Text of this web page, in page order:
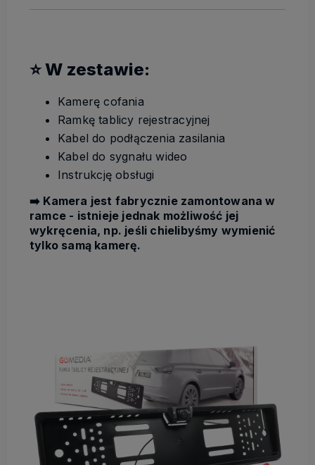
⭐ W zestawie:
Kamerę cofania
Ramkę tablicy rejestracyjnej
Kabel do podłączenia zasilania
Kabel do sygnału wideo
Instrukcję obsługi
➡️ Kamera jest fabrycznie zamontowana w
ramce - istnieje jednak możliwość jej
wykręcenia, np. jeśli chielibyśmy wymienić
tylko samą kamerę.